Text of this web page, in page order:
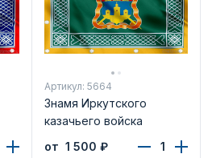
Артикул: 5664
Знамя Иркутского
казачьего войска
от 1 500 ₽